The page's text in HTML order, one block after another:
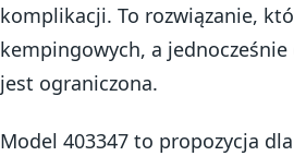
komplikacji. To rozwiązanie,
kempingowych, a
jest ograniczona.
Model 403347 to propozycja